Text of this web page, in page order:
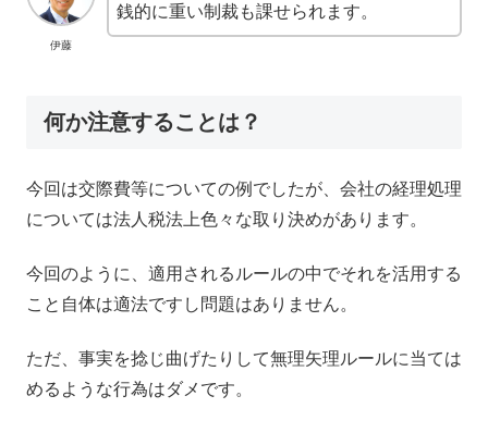
伊藤
銭的に重い制裁も課せられます。
何か注意することは？
今回は交際費等についての例でしたが、会社の経理処理
については法人税法上色々な取り決めがあります。
今回のように、適用されるルールの中でそれを活用する
こと自体は適法ですし問題はありません。
ただ、事実を捻じ曲げたりして無理矢理ルールに当ては
めるような行為はダメです。